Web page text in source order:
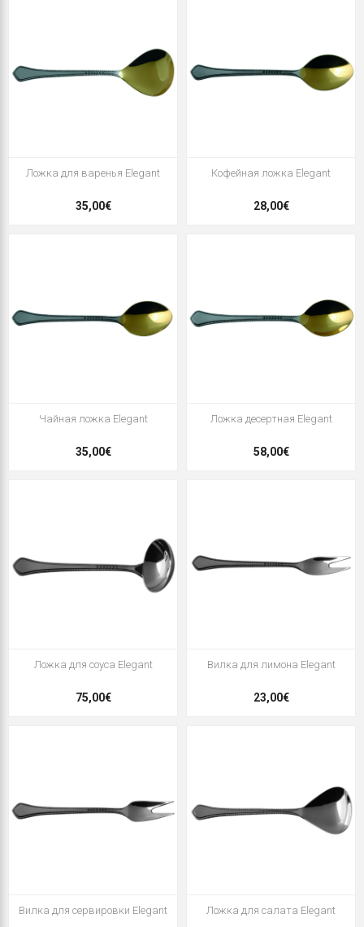
Ложка для варенья Elegant
35,00€
Кофейная ложка Elegant
28,00€
Чайная ложка Elegant
35,00€
Ложка десертная Elegant
58,00€
Ложка для соуса Elegant
75,00€
Вилка для лимона Elegant
23,00€
Вилка для сервировки Elegant Ложка для салата Elegant